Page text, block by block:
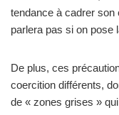
tendance à cadrer son
parlera pas si on pose
De plus, ces
coercition différents,
de « zones grises »